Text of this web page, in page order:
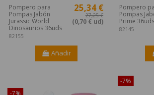
Pompero para
Pompas Jabón
Jurassic World
Dinosaurios 36uds
82155
25,34 €
27,25 €
(0,70 € ud)
Añadir
Pompero
Pompas
Prime 36uds
82145
-7%
-7%